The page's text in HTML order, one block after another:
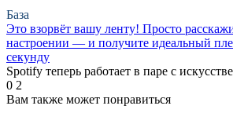
База
Это взорвёт вашу ленту! Просто
настроении — и получите идеальный
секунду
Spotify теперь работает в паре с
0 2
Вам также может понравиться